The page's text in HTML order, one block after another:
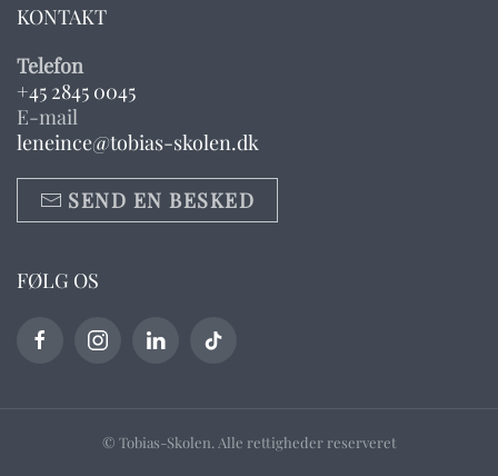
KONTAKT
Telefon
+45 2845 0045
E-mail
leneince@tobias-skolen.dk
SEND EN BESKED
FØLG OS
© Tobias-Skolen. Alle rettigheder reserveret